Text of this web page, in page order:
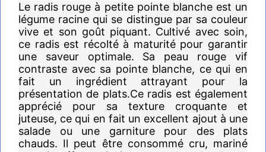
Le radis rouge à petite pointe blanche est un
légume racine qui se distingue par sa couleur
vive et son goût piquant. Cultivé avec soin,
ce radis est récolté à maturité pour garantir
une saveur optimale. Sa peau rouge vif
contraste avec sa pointe blanche, ce qui en
fait un ingrédient attrayant pour la
présentation de plats.Ce radis est également
apprécié pour sa texture croquante et
juteuse, ce qui en fait un excellent ajout à une
salade ou une garniture pour des plats
chauds. Il peut être consommé cru, mariné